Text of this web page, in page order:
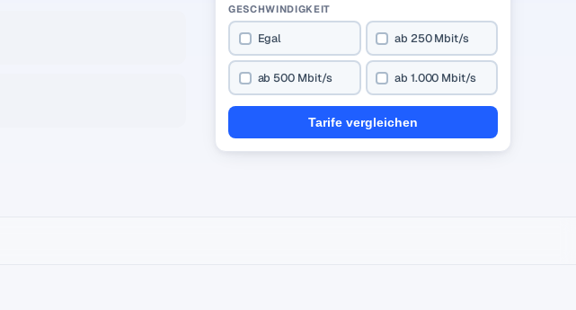
GESCHWINDIGKEIT
Egal ab 250 Mbit/s
ab 500 Mbit/s ab 1.000 Mbit/s
Tarife vergleichen